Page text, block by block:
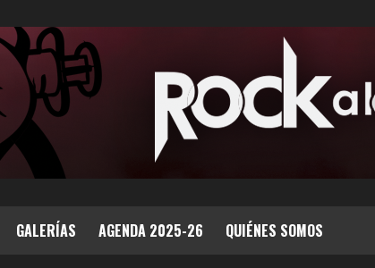
GALERÍAS AGENDA 2025-26 QUIÉNES SOMOS